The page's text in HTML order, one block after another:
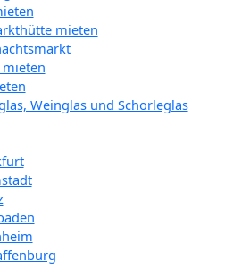
mieten
Weinglas und Schorleglas